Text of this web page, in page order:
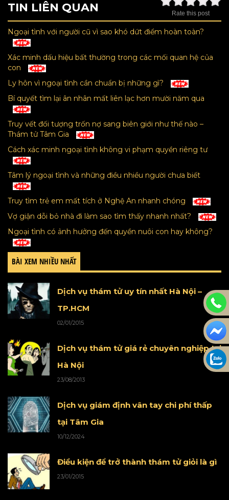
Rate this post
TIN LIÊN QUAN
Ngoại tình với người cũ vì sao khó dứt điểm hoàn toàn?
Xác minh dấu hiệu bất thường trong các mối quan hệ của
con
Ly hôn vì ngoại tình cần chuẩn bị những gì?
Bí quyết tìm lại ân nhân mất liên lạc hơn mười năm qua
Truy vết đối tượng trốn nợ sang biên giới như thế nào –
Thám tử Tâm Gia
Cách xác minh ngoại tình không vi phạm quyền riêng tư
Tâm lý ngoại tình và những điều nhiều người chưa biết
Truy tìm trẻ em mất tích ở Nghệ An nhanh chóng
Vợ giận dỗi bỏ nhà đi làm sao tìm thấy nhanh nhất?
Ngoại tình có ảnh hưởng đến quyền nuôi con hay không?
BÀI XEM NHIỀU NHẤT
Dịch vụ thám tử uy tín nhất Hà Nội –
TP.HCM
02/01/2015
Dịch vụ thám tử giá rẻ chuyên nghiệp tại
Hà Nội
23/08/2013
Dịch vụ giám định vân tay chi phí thấp
tại Tâm Gia
10/12/2024
Điều kiện để trở thành thám tử giỏi là gì
23/01/2015